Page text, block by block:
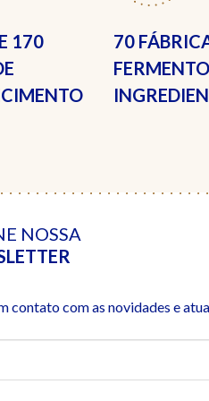
170
70
NOSSA
contato com as novidades e